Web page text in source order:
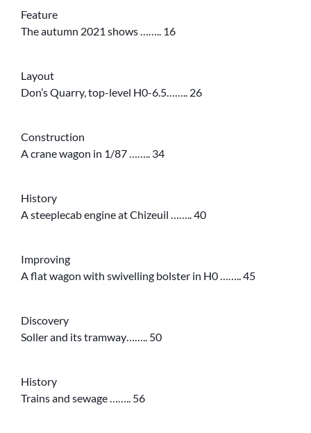
Feature
The autumn 2021 shows …….. 16
Layout
Don’s Quarry, top-level H0-6.5…….. 26
Construction
A crane wagon in 1/87 …….. 34
History
A steeplecab engine at Chizeuil …….. 40
Improving
A flat wagon with swivelling bolster in H0 …….. 45
Discovery
Soller and its tramway…….. 50
History
Trains and sewage …….. 56